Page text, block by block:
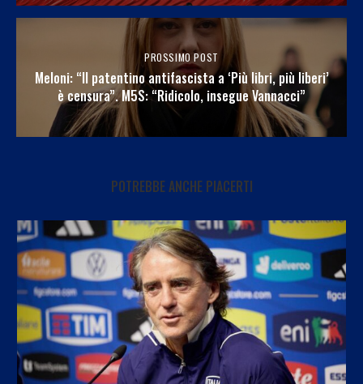
PROSSIMO POST
Meloni: “Il patentino antifascista a ‘Più libri, più liberi’
è censura”. M5S: “Ridicolo, insegue Vannacci”
POTREBBE ANCHE PIACERTI